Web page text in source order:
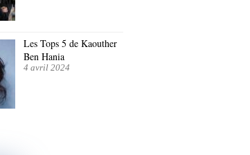
Les Tops 5 de Kaouther
Ben Hania
4 avril 2024